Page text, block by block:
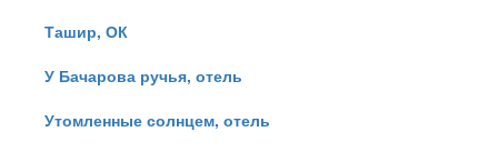
Ташир, ОК
У Бачарова ручья, отель
Утомленные солнцем, отель